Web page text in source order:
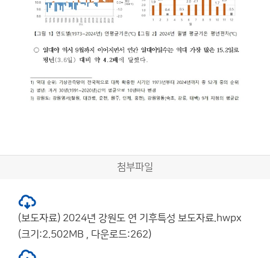
첨부파일
(보도자료) 2024년 강원도 연 기후특성 보도자료.hwpx
(크기:2.502MB , 다운로드:262)